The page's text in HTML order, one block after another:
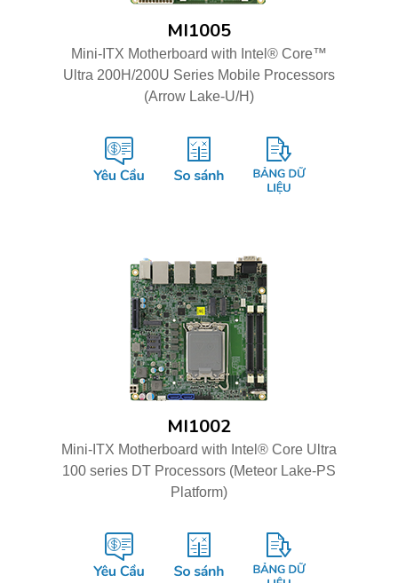
MI1005
Mini-ITX Motherboard with Intel® Core™
Ultra 200H/200U Series Mobile Processors
(Arrow Lake-U/H)
MI1002
Mini-ITX Motherboard with Intel® Core Ultra
100 series DT Processors (Meteor Lake-PS
Platform)